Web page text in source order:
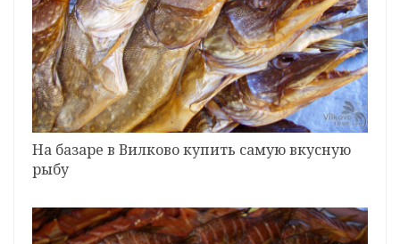
На базаре в Вилково купить самую вкусную
рыбу